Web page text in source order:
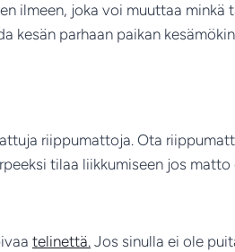
ilmeen, joka voi muuttaa minkä
parhaan paikan
riippumattoja. Ota
tilaa liikkumiseen jos matto
telinettä. Jos sinulla ei ole